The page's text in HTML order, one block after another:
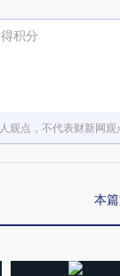
积分
观点，不代表财新网观
本